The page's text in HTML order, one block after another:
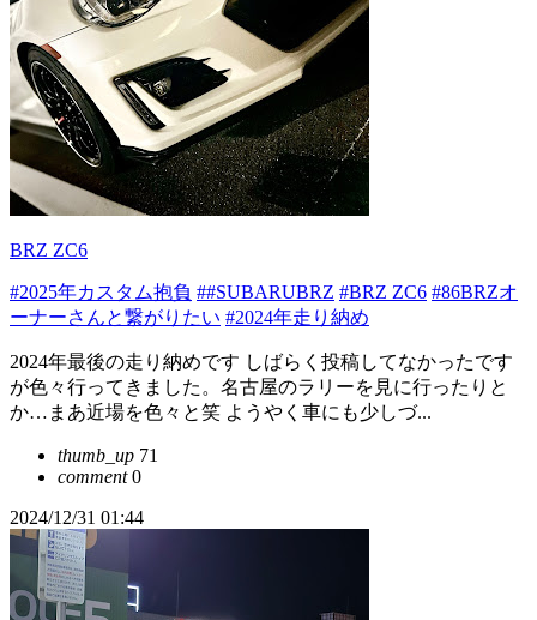
BRZ ZC6
#2025年カスタム抱負 ##SUBARUBRZ #BRZ ZC6 #86BRZオ
ーナーさんと繋がりたい #2024年走り納め
2024年最後の走り納めです しばらく投稿してなかったです
が色々行ってきました。名古屋のラリーを見に行ったりと
か…まあ近場を色々と笑 ようやく車にも少しづ...
thumb_up 71
comment0
2024/12/31 01:44